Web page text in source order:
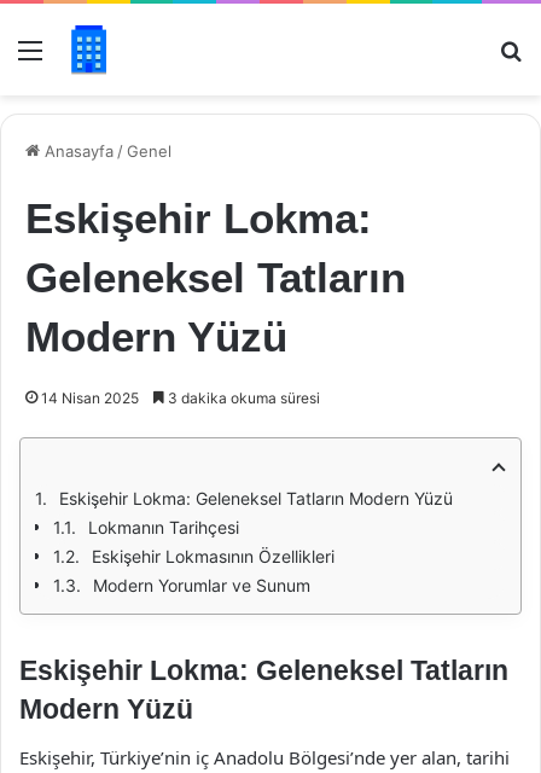
Menü
Anasayfa /Genel
Eskişehir Lokma:
Geleneksel Tatların
Modern Yüzü
14 Nisan 2025 3 dakika okuma süresi
Eskişehir Lokma: Geleneksel Tatların Modern Yüzü
Lokmanın Tarihçesi
Eskişehir Lokmasının Özellikleri
Modern Yorumlar ve Sunum
Eskişehir Lokma: Geleneksel Tatların
Modern Yüzü
Eskişehir, Türkiye’nin iç Anadolu Bölgesi’nde yer alan, tarihi